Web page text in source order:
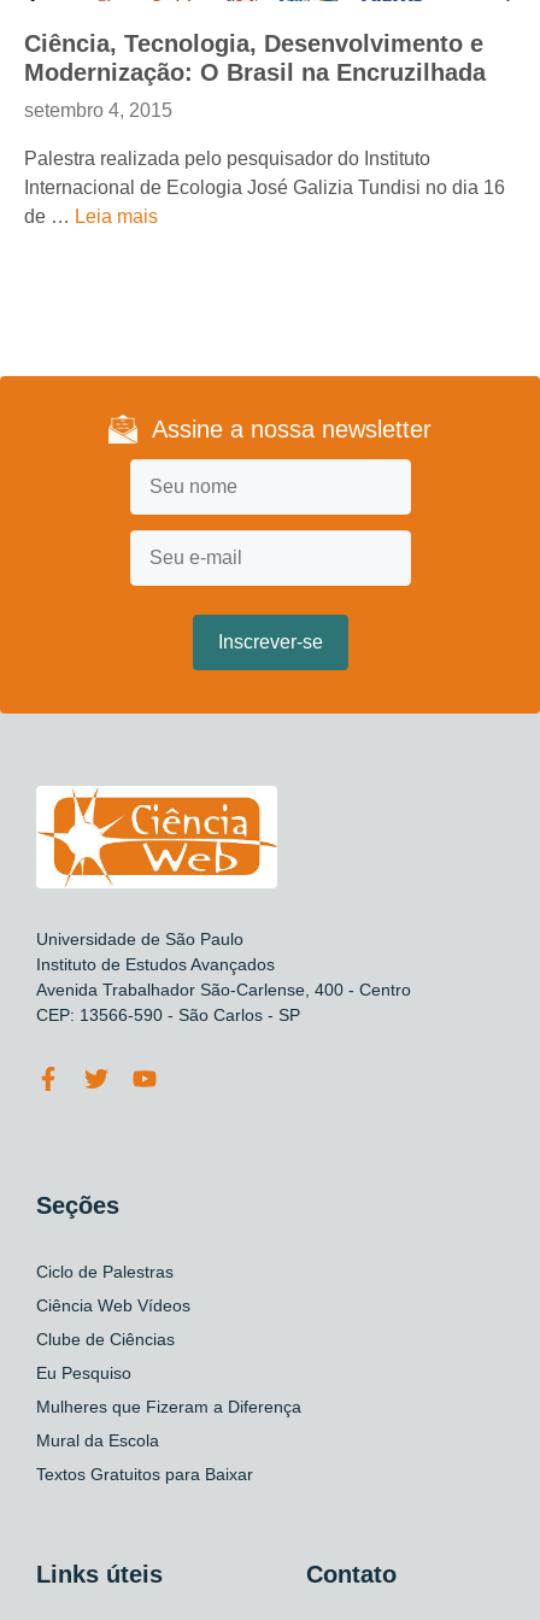
Ciência, Tecnologia, Desenvolvimento e
Modernização: O Brasil na Encruzilhada
setembro 4, 2015
Palestra realizada pelo pesquisador do Instituto
Internacional de Ecologia José Galizia Tundisi no dia 16
de … Leia mais
Assine a nossa newsletter
Universidade de São Paulo
Instituto de Estudos Avançados
Avenida Trabalhador São-Carlense, 400 - Centro
CEP: 13566-590 - São Carlos - SP
Seções
Ciclo de Palestras
Ciência Web Vídeos
Clube de Ciências
Eu Pesquiso
Mulheres que Fizeram a Diferença
Mural da Escola
Textos Gratuitos para Baixar
Links úteis Contato